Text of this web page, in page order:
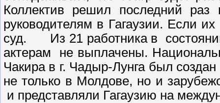
Коллектив решил последний
руководителям в Гагаузии. Если
суд. Из 21 работника в
актерам не выплачены.
Чакира в г. Чадыр-Лунга был
не только в Молдове, но и
и представляли Гагаузию на